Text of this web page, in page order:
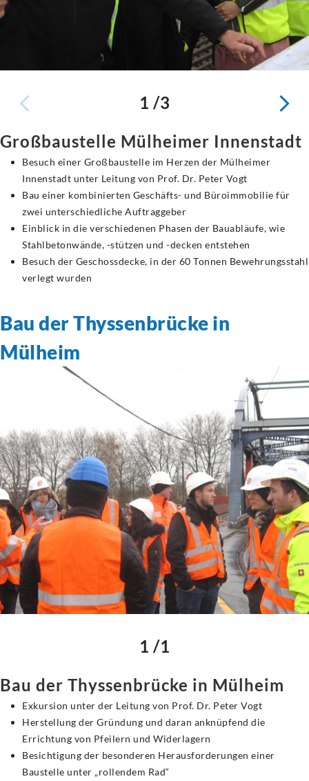
1 /3
Großbaustelle Mülheimer Innenstadt
Besuch einer Großbaustelle im Herzen der Mülheimer
Innenstadt unter Leitung von Prof. Dr. Peter Vogt
Bau einer kombinierten Geschäfts- und Büroimmobilie für
zwei unterschiedliche Auftraggeber
Einblick in die verschiedenen Phasen der Bauabläufe, wie
Stahlbetonwände, -stützen und -decken entstehen
Besuch der Geschossdecke, in der 60 Tonnen Bewehrungsstahl
verlegt wurden
Bau der Thyssenbrücke in
Mülheim
1 /1
Bau der Thyssenbrücke in Mülheim
Exkursion unter der Leitung von Prof. Dr. Peter Vogt
Herstellung der Gründung und daran anknüpfend die
Errichtung von Pfeilern und Widerlagern
Besichtigung der besonderen Herausforderungen einer
Baustelle unter „rollendem Rad“